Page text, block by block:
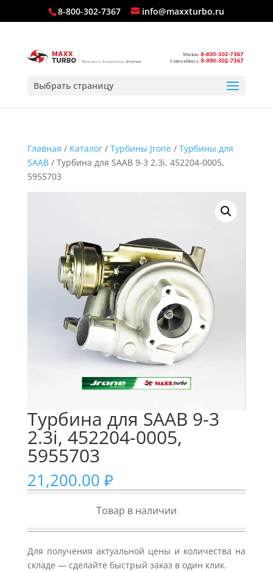
8-800-302-7367 info@maxxturbo.ru
Выбрать страницу
Главная / Каталог/ Турбины Jrone/ Турбины для
SAAB/ Турбина для SAAB 9-3 2.3i, 452204-0005,
5955703
Турбина для SAAB 9-3
2.3i, 452204-0005,
5955703
21,200.00 ₽
Товар в наличии
Для получения актуальной цены и количества на
складе — сделайте быстрый заказ в один клик.